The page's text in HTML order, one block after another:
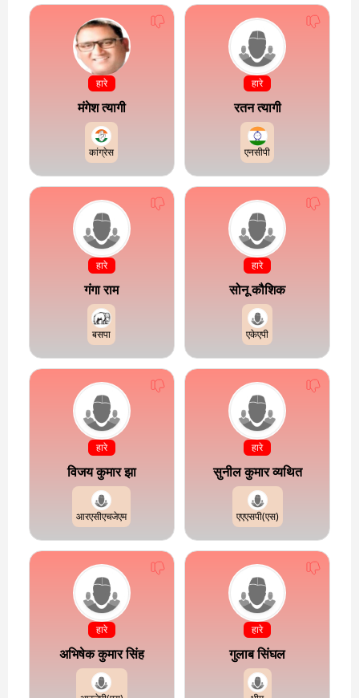
हारे
मंगेश त्यागी
कांग्रेस
हारे
रतन त्यागी
एनसीपी
हारे
गंगा राम
बसपा
हारे
सोनू कौशिक
एकेएपी
हारे
विजय कुमार झा
आरएसीएचजेएम
हारे
सुनील कुमार व्यथित
एएएसपी(एस)
हारे
अभिषेक कुमार सिंह
हारे
गुलाब सिंघल